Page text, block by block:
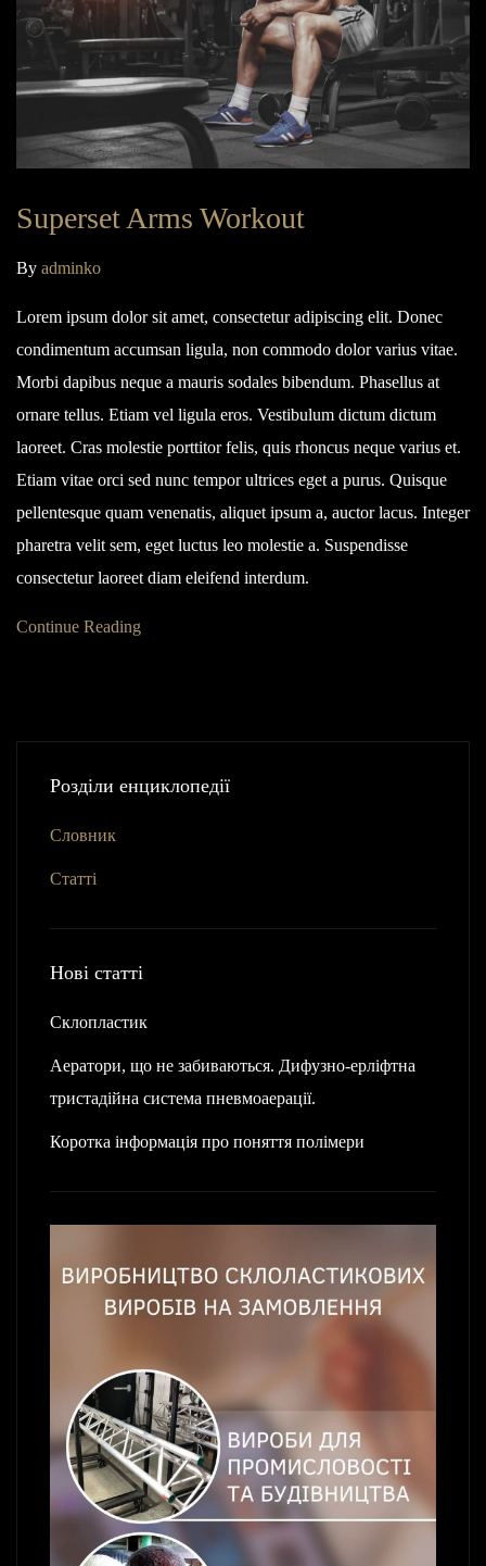
Superset Arms Workout
By adminko
Lorem ipsum dolor sit amet, consectetur adipiscing elit. Donec
condimentum accumsan ligula, non commodo dolor varius vitae.
Morbi dapibus neque a mauris sodales bibendum. Phasellus at
ornare tellus. Etiam vel ligula eros. Vestibulum dictum dictum
laoreet. Cras molestie porttitor felis, quis rhoncus neque varius et.
Etiam vitae orci sed nunc tempor ultrices eget a purus. Quisque
pellentesque quam venenatis, aliquet ipsum a, auctor lacus. Integer
pharetra velit sem, eget luctus leo molestie a. Suspendisse
consectetur laoreet diam eleifend interdum.
Continue Reading
Розділи енциклопедії
Словник
Статті
Нові статті
Склопластик
Аератори, що не забиваються. Дифузно-ерліфтна
тристадійна система пневмоаерації.
Коротка інформація про поняття полімери